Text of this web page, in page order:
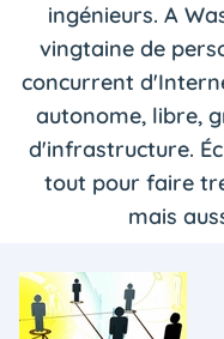
ingénieurs. A
vingtaine de
concurrent
autonome, libre,
d'infrastructure.
tout pour faire
mais